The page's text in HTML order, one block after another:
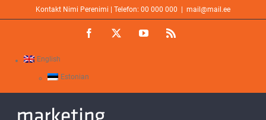
Kontakt Nimi Perenimi | Telefon: 00 000 000 mail@mail.ee
Facebook YouTubeRss
English
Estonian